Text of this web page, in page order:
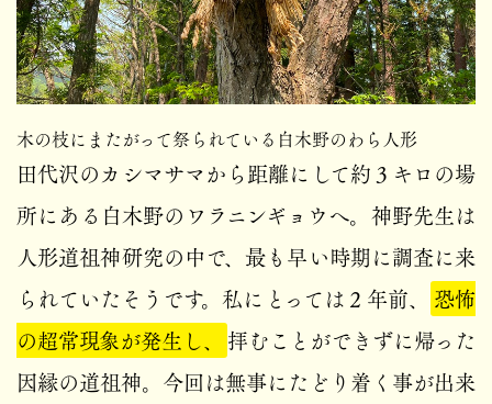
木の枝にまたがって祭られている白木野のわら人形
田代沢のカシマサマから距離にして約３キロの場
所にある白木野のワラニンギョウへ。神野先生は
人形道祖神研究の中で、最も早い時期に調査に来
られていたそうです。私にとっては２年前、 恐怖
の超常現象が発生し、 拝むことができずに帰った
因縁の道祖神。今回は無事にたどり着く事が出来